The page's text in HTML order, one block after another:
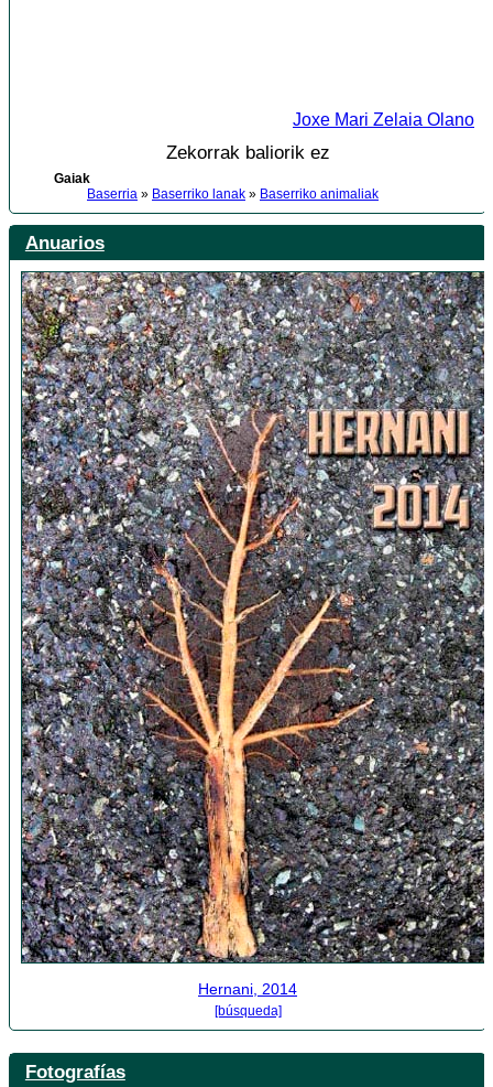
Joxe Mari Zelaia Olano
Zekorrak baliorik ez
Gaiak
Baserria » Baserriko lanak » Baserriko animaliak
Anuarios
Hernani, 2014
[búsqueda]
Fotografías